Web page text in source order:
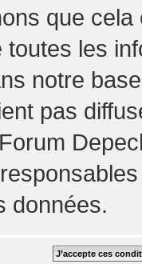
que cela
les
notre
pas
données.